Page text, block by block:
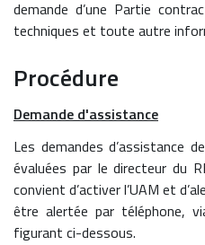
demande d’une Partie
techniques et toute autre
Procédure
Demande d'assistance
Les demandes d’assistance
évaluées par le directeur du
convient d’activer l’UAM et
être alertée par téléphone,
figurant ci-dessous.